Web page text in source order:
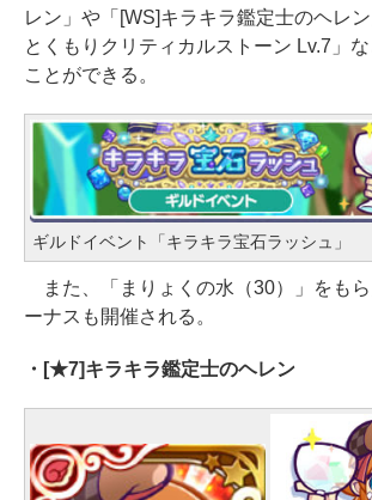
レン」や「[WS]キラキラ鑑定士のヘレ
とくもりクリティカルストーン Lv.7」
ことができる。
ギルドイベント「キラキラ宝石ラッシュ」
また、「まりょくの水（30）」をも
ーナスも開催される。
・[★7]キラキラ鑑定士のヘレン